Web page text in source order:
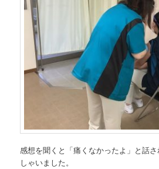
感想を聞くと「痛くなかったよ」と話
しゃいました。